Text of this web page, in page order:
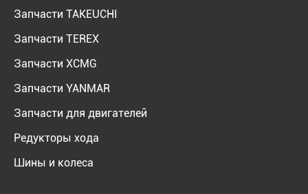
Запчасти TAKEUCHI
Запчасти TEREX
Запчасти XCMG
Запчасти YANMAR
Запчасти для двигателей
Редукторы хода
Шины и колеса